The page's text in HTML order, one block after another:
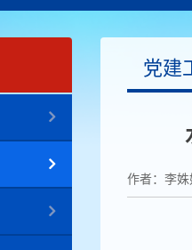
党建
作者：李姝